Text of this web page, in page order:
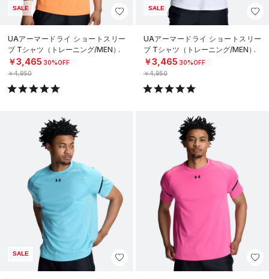
SALE
UAアーマードライ ショートスリー
ブ Tシャツ（トレーニング/MEN）
￥3,465 30%OFF
￥4,950
SALE
UAアーマードライ ショートスリー
ブ Tシャツ（トレーニング/MEN）
￥3,465 30%OFF
￥4,950
SALE